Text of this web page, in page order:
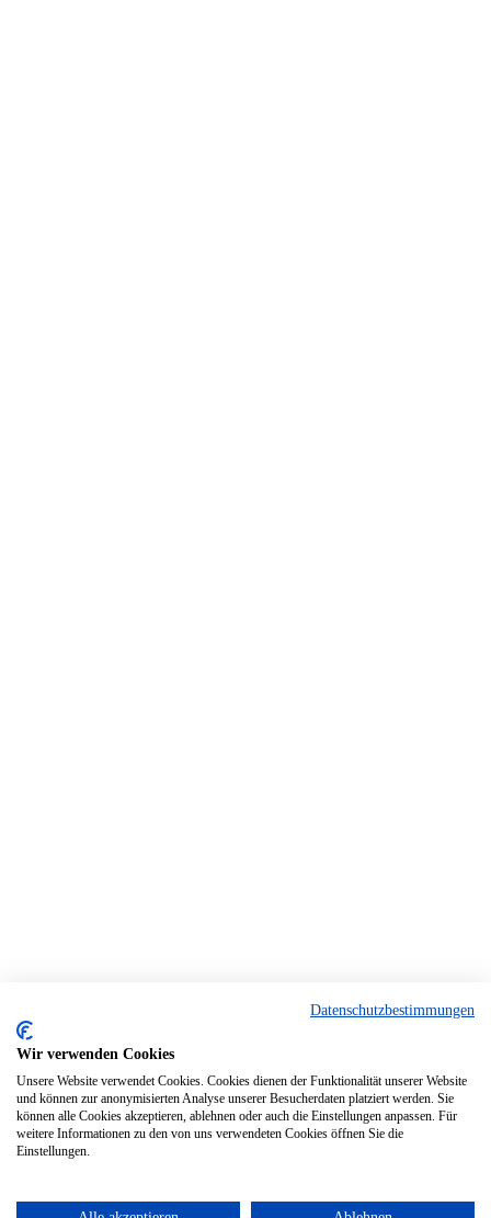
Datenschutzbestimmungen
Wir verwenden Cookies
Unsere Website verwendet Cookies. Cookies dienen der Funktionalität unserer Website
und können zur anonymisierten Analyse unserer Besucherdaten platziert werden. Sie
können alle Cookies akzeptieren, ablehnen oder auch die Einstellungen anpassen. Für
weitere Informationen zu den von uns verwendeten Cookies öffnen Sie die
Einstellungen.